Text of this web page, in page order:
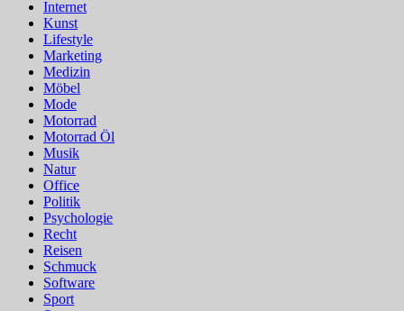
Internet
Kunst
Lifestyle
Marketing
Medizin
Möbel
Mode
Motorrad
Motorrad Öl
Musik
Natur
Office
Politik
Psychologie
Recht
Reisen
Schmuck
Software
Sport